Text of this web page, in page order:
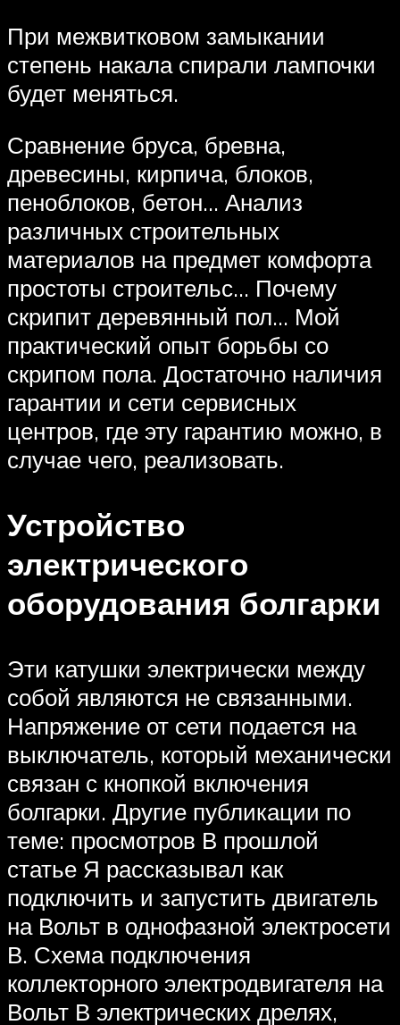
При межвитковом замыкании
степень накала спирали лампочки
будет меняться.
Сравнение бруса, бревна,
древесины, кирпича, блоков,
пеноблоков, бетон… Анализ
различных строительных
материалов на предмет комфорта
простоты строительс… Почему
скрипит деревянный пол… Мой
практический опыт борьбы со
скрипом пола. Достаточно наличия
гарантии и сети сервисных
центров, где эту гарантию можно, в
случае чего, реализовать.
Устройство
электрического
оборудования болгарки
Эти катушки электрически между
собой являются не связанными.
Напряжение от сети подается на
выключатель, который механически
связан с кнопкой включения
болгарки. Другие публикации по
теме: просмотров В прошлой
статье Я рассказывал как
подключить и запустить двигатель
на Вольт в однофазной электросети
В. Схема подключения
коллекторного электродвигателя на
Вольт В электрических дрелях,